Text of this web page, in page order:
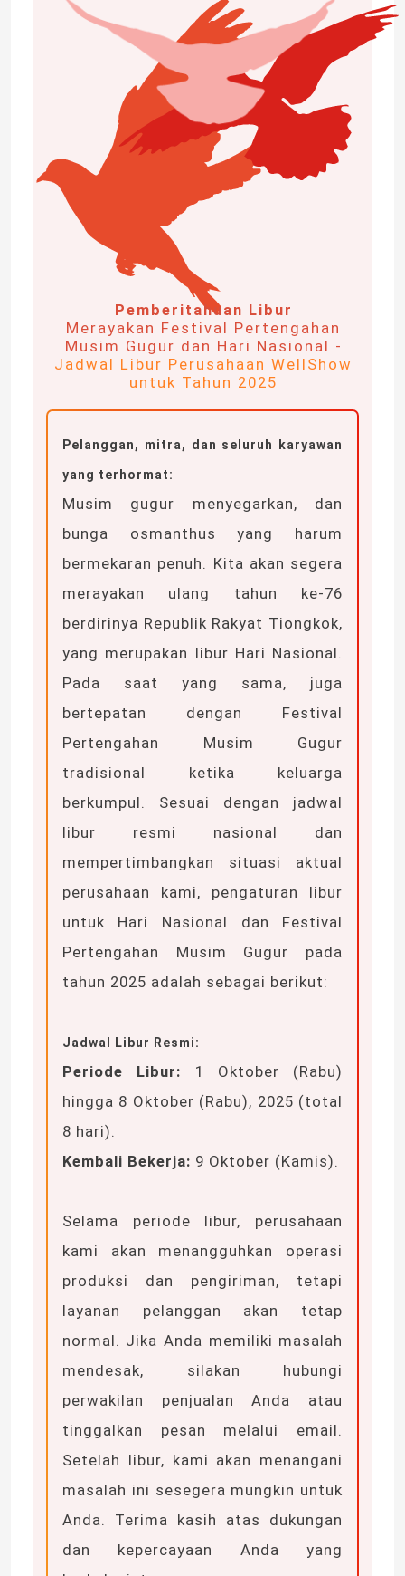
Rumah
Produk
Video
Tentang kita
Wisata pabrik
Kontrol kualitas
Hubungi kami
Berita
Pemberitahuan Libur
Merayakan Festival Pertengahan
Musim Gugur dan Hari Nasional -
Jadwal Libur Perusahaan WellShow
untuk Tahun 2025
Pelanggan, mitra, dan seluruh karyawan
yang terhormat:
Musim gugur menyegarkan, dan
bunga osmanthus yang harum
bermekaran penuh. Kita akan segera
merayakan ulang tahun ke-76
berdirinya Republik Rakyat Tiongkok,
yang merupakan libur Hari Nasional.
Pada saat yang sama, juga
bertepatan dengan Festival
Pertengahan Musim Gugur
tradisional ketika keluarga
berkumpul. Sesuai dengan jadwal
libur resmi nasional dan
mempertimbangkan situasi aktual
perusahaan kami, pengaturan libur
untuk Hari Nasional dan Festival
Pertengahan Musim Gugur pada
tahun 2025 adalah sebagai berikut:
Jadwal Libur Resmi:
Periode Libur: 1 Oktober (Rabu)
hingga 8 Oktober (Rabu), 2025 (total
8 hari).
Kembali Bekerja: 9 Oktober (Kamis).
Selama periode libur, perusahaan
kami akan menangguhkan operasi
produksi dan pengiriman, tetapi
layanan pelanggan akan tetap
normal. Jika Anda memiliki masalah
mendesak, silakan hubungi
perwakilan penjualan Anda atau
tinggalkan pesan melalui email.
Setelah libur, kami akan menangani
masalah ini sesegera mungkin untuk
Anda. Terima kasih atas dukungan
dan kepercayaan Anda yang